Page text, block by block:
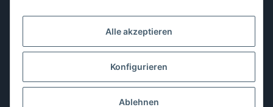
Alle akzeptieren
Konfigurieren
Ablehnen